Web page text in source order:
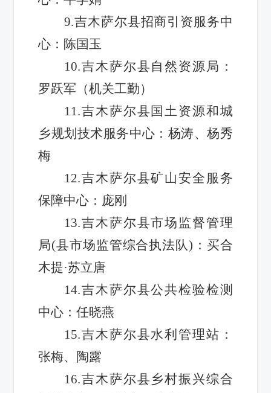
9.吉木萨尔县招商引资服务中
心：陈国玉
10.吉木萨尔县自然资源局：
罗跃军（机关工勤）
11.吉木萨尔县国土资源和城
乡规划技术服务中心：杨涛、杨秀
梅
12.吉木萨尔县矿山安全服务
保障中心：庞刚
13.吉木萨尔县市场监督管理
局(县市场监管综合执法队)：买合
木提·苏立唐
14.吉木萨尔县公共检验检测
中心：任晓燕
15.吉木萨尔县水利管理站：
张梅、陶露
16.吉木萨尔县乡村振兴综合